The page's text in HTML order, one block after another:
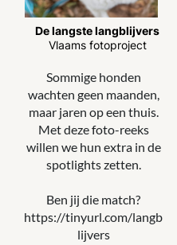
De langste langblijvers
Vlaams fotoproject
Sommige honden
wachten geen maanden,
maar jaren op een thuis.
Met deze foto-reeks
willen we hun extra in de
spotlights zetten.
Ben jij die match?
https://tinyurl.com/langb
lijvers